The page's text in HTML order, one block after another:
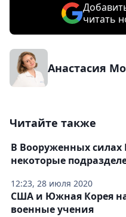
читать
Анастасия
Читайте также
12:23, 28 июля 2020
В Вооруженных силах
некоторые
США и Южная Корея
военные учения